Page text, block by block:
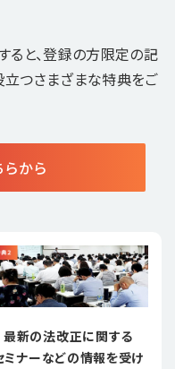
ると、登録の方限定の記
立つさまざまな特典をご
から
最新の法改正に関する
ミナーなどの情報を受け